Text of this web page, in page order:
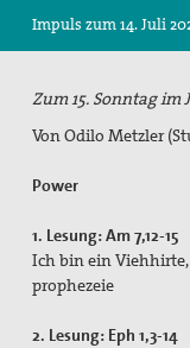
Suche
Impuls zum 14. Juli
Zum 15. Sonntag im
Von Odilo Metzler
Power
1. Lesung: Am 7,12-15
Ich bin ein Viehhirte,
prophezeie
2. Lesung: Eph 1,3-14